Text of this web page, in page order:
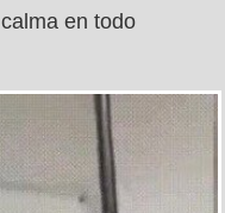
en todo